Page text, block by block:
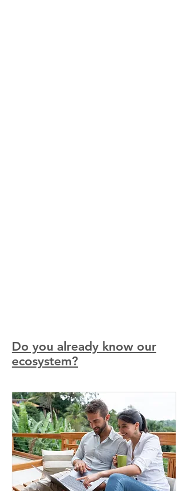
Do you already know our
ecosystem?